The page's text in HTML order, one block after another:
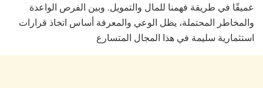
عميقًا في طريقة فهمنا للمال والتمويل. وبين الفرص الواعدة
والمخاطر المحتملة، يظل الوعي والمعرفة أساس اتخاذ قرارات
استثمارية سليمة في هذا المجال المتسارع